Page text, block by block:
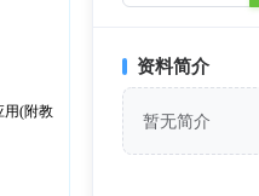
用(附教
资料简介
暂无简介